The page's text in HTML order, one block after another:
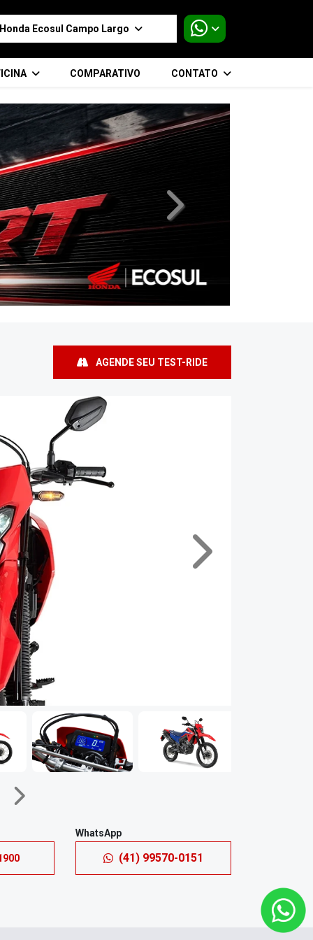
Ecosul Campo Largo
COMPARATIVO CONTATO
templates.template-
AGENDE SEU TEST-RIDE
Próximo
Próximo
WhatsApp
(41) 99570-0151